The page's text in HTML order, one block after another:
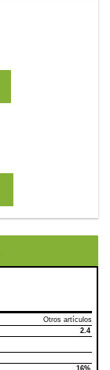
Otros artículos
2.4
16%